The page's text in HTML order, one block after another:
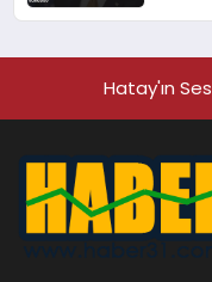
Hatay'ın